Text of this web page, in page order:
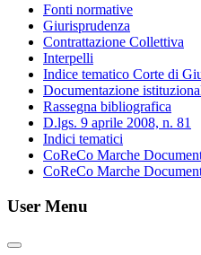
Fonti normative
Giurisprudenza
Contrattazione Collettiva
Interpelli
Indice tematico Corte di
Documentazione
Rassegna bibliografica
D.lgs. 9 aprile 2008, n. 81
Indici tematici
CoReCo Marche
CoReCo Marche
User Menu